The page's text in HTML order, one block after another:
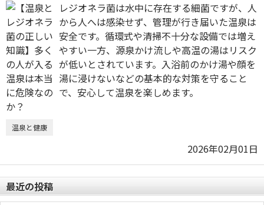
レジオネラ菌は水中に存在する細菌ですが、人
から人へは感染せず、管理が行き届いた温泉は
安全です。循環式や清掃不十分な設備では増え
やすい一方、源泉かけ流しや高温の湯はリスク
が低いとされています。入浴前のかけ湯や顔を
湯に浸けないなどの基本的な対策を守ること
で、安心して温泉を楽しめます。
温泉と健康
2026年02月01日
最近の投稿